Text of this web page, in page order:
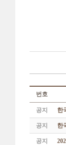
번호
공지 한
공지 한
공지